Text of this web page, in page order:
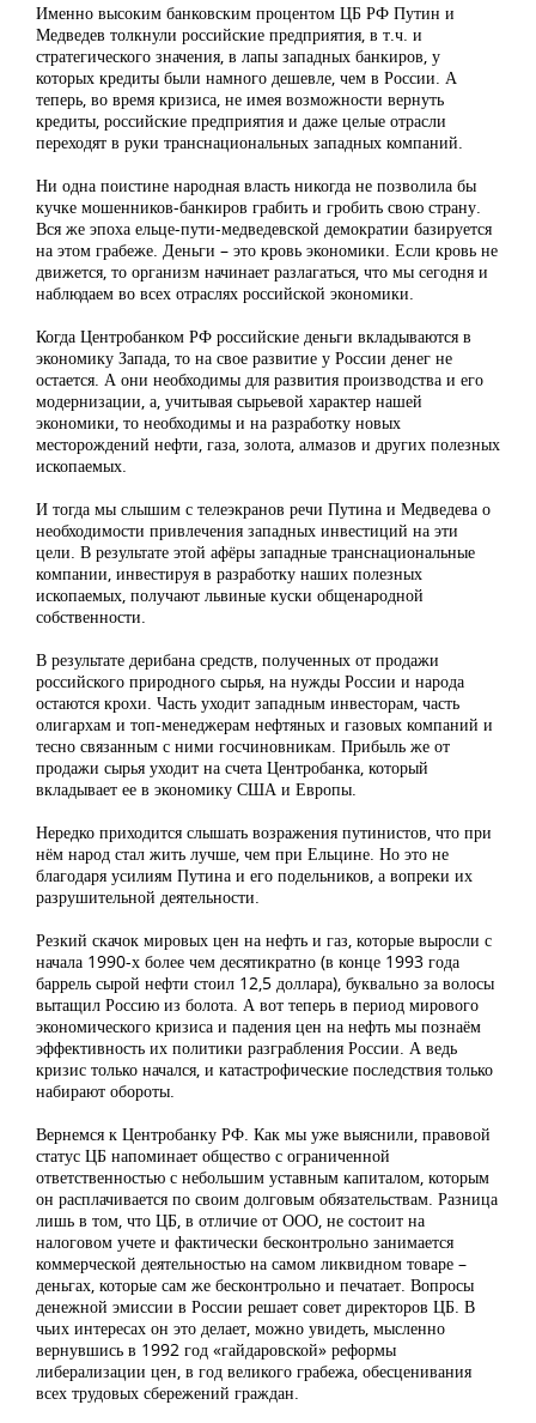
Именно высоким банковским процентом ЦБ РФ Путин и
Медведев толкнули российские предприятия, в т.ч. и
стратегического значения, в лапы западных банкиров, у
которых кредиты были намного дешевле, чем в России. А
теперь, во время кризиса, не имея возможности вернуть
кредиты, российские предприятия и даже целые отрасли
переходят в руки транснациональных западных компаний.
Ни одна поистине народная власть никогда не позволила бы
кучке мошенников-банкиров грабить и гробить свою страну.
Вся же эпоха ельце-пути-медведевской демократии базируется
на этом грабеже. Деньги – это кровь экономики. Если кровь не
движется, то организм начинает разлагаться, что мы сегодня и
наблюдаем во всех отраслях российской экономики.
Когда Центробанком РФ российские деньги вкладываются в
экономику Запада, то на свое развитие у России денег не
остается. А они необходимы для развития производства и его
модернизации, а, учитывая сырьевой характер нашей
экономики, то необходимы и на разработку новых
месторождений нефти, газа, золота, алмазов и других полезных
ископаемых.
И тогда мы слышим с телеэкранов речи Путина и Медведева о
необходимости привлечения западных инвестиций на эти
цели. В результате этой афёры западные транснациональные
компании, инвестируя в разработку наших полезных
ископаемых, получают львиные куски общенародной
собственности.
В результате дерибана средств, полученных от продажи
российского природного сырья, на нужды России и народа
остаются крохи. Часть уходит западным инвесторам, часть
олигархам и топ-менеджерам нефтяных и газовых компаний и
тесно связанным с ними госчиновникам. Прибыль же от
продажи сырья уходит на счета Центробанка, который
вкладывает ее в экономику США и Европы.
Нередко приходится слышать возражения путинистов, что при
нём народ стал жить лучше, чем при Ельцине. Но это не
благодаря усилиям Путина и его подельников, а вопреки их
разрушительной деятельности.
Резкий скачок мировых цен на нефть и газ, которые выросли с
начала 1990-х более чем десятикратно (в конце 1993 года
баррель сырой нефти стоил 12,5 доллара), буквально за волосы
вытащил Россию из болота. А вот теперь в период мирового
экономического кризиса и падения цен на нефть мы познаём
эффективность их политики разграбления России. А ведь
кризис только начался, и катастрофические последствия только
набирают обороты.
Вернемся к Центробанку РФ. Как мы уже выяснили, правовой
статус ЦБ напоминает общество с ограниченной
ответственностью с небольшим уставным капиталом, которым
он расплачивается по своим долговым обязательствам. Разница
лишь в том, что ЦБ, в отличие от ООО, не состоит на
налоговом учете и фактически бесконтрольно занимается
коммерческой деятельностью на самом ликвидном товаре –
деньгах, которые сам же бесконтрольно и печатает. Вопросы
денежной эмиссии в России решает совет директоров ЦБ. В
чьих интересах он это делает, можно увидеть, мысленно
вернувшись в 1992 год «гайдаровской» реформы
либерализации цен, в год великого грабежа, обесценивания
всех трудовых сбережений граждан.